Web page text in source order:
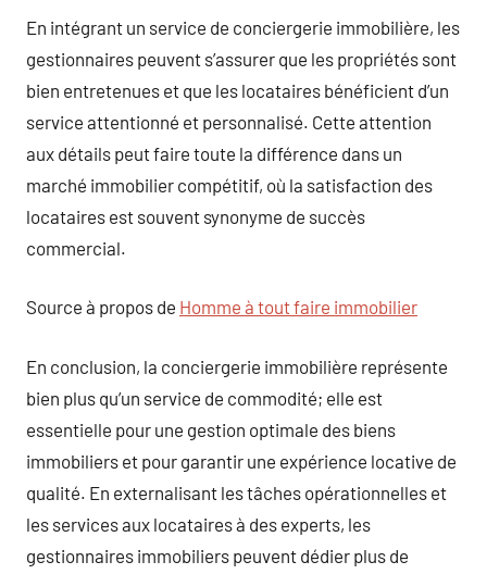
En intégrant un service de conciergerie immobilière, les
gestionnaires peuvent s’assurer que les propriétés sont
bien entretenues et que les locataires bénéficient d’un
service attentionné et personnalisé. Cette attention
aux détails peut faire toute la différence dans un
marché immobilier compétitif, où la satisfaction des
locataires est souvent synonyme de succès
commercial.
Source à propos de Homme à tout faire immobilier
En conclusion, la conciergerie immobilière représente
bien plus qu’un service de commodité; elle est
essentielle pour une gestion optimale des biens
immobiliers et pour garantir une expérience locative de
qualité. En externalisant les tâches opérationnelles et
les services aux locataires à des experts, les
gestionnaires immobiliers peuvent dédier plus de